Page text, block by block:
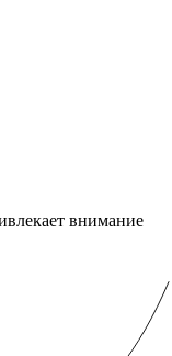
внимание